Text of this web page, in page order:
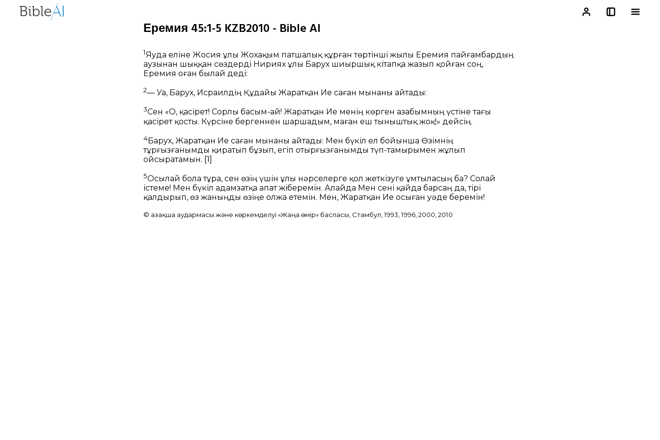
Еремия 45:1-5 KZB2010 - Bible AI
1Яһуда еліне Жосия ұлы Жохақым патшалық құрған төртінші жылы Еремия пайғамбардың
аузынан шыққан сөздерді Нириях ұлы Барух шиыршық кітапқа жазып қойған соң,
Еремия оған былай деді:
2— Уа, Барух, Исраилдің Құдайы Жаратқан Ие саған мынаны айтады:
3Сен «О, қасірет! Сорлы басым-ай! Жаратқан Ие менің көрген азабымның үстіне тағы
қасірет қосты. Күрсіне бергеннен шаршадым, маған еш тыныштық жоқ!» дейсің.
4Барух, Жаратқан Ие саған мынаны айтады: Мен бүкіл ел бойынша Өзімнің
тұрғызғанымды қиратып бұзып, егіп отырғызғанымды түп-тамырымен жұлып
ойсыратамын. [1]
5Осылай бола тұра, сен өзің үшін ұлы нәрселерге қол жеткізуге ұмтыласың ба? Солай
істеме! Мен бүкіл адамзатқа апат жіберемін. Алайда Мен сені қайда барсаң да, тірі
қалдырып, өз жаныңды өзіңе олжа етемін. Мен, Жаратқан Ие осыған уәде беремін!
© Қазақша аудармасы және көркемделуі «Жаңа өмір» баспасы, Стамбул, 1993, 1996, 2000, 2010